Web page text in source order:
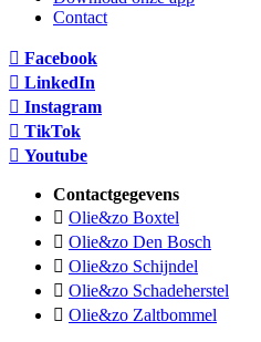
Contact
Facebook
LinkedIn
Instagram
TikTok
Youtube
Contactgegevens
Olie&zo Boxtel
Olie&zo Den Bosch
Olie&zo Schijndel
Olie&zo Schadeherstel
Olie&zo Zaltbommel